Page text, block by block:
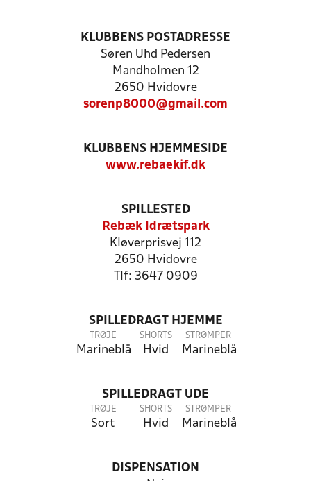
KLUBBENS POSTADRESSE
Søren Uhd Pedersen
Mandholmen 12
2650 Hvidovre
sorenp8000@gmail.com
KLUBBENS HJEMMESIDE
www.rebaekif.dk
SPILLESTED
Rebæk Idrætspark
Kløverprisvej 112
2650 Hvidovre
Tlf: 3647 0909
SPILLEDRAGT HJEMME
TRØJE
Marineblå
SHORTS
Hvid
STRØMPER
Marineblå
SPILLEDRAGT UDE
TRØJE
Sort
SHORTS
Hvid
STRØMPER
Marineblå
DISPENSATION